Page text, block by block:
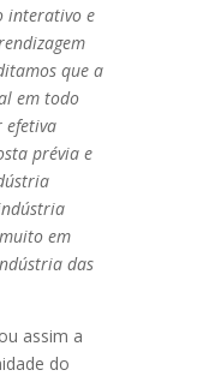
interativo e
que a
em todo
efetiva
prévia e
em
das
assim a
do